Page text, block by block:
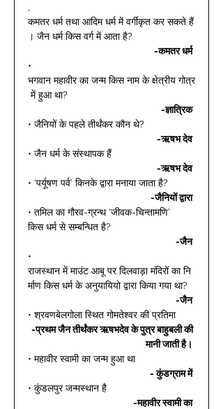
,
कमतर धर्म तथा आदिम धर्म में वर्गीकृत कर सकते हैं
। जैन धर्म किस वर्ग में आता है?
-कमतर धर्म
•
भगवान महावीर का जन्म किस नाम के क्षेत्रीय गोत्र
में हुआ था?
-ज्ञात्रिक
• जैनियों के पहले तीर्थंकर कौन थे?
-ऋषभ देव
• जैन धर्म के संस्थापक हैं
-ऋषभ देव
• ‘पर्यूषण पर्व’ किनके द्वारा मनाया जाता है?
-जैनियों द्वारा
• तमिल का गौरव-ग्रन्थ ‘जीवक-चिन्तामणि’
किस धर्म से सम्बन्धित है?
-जैन
•
राजस्थान में माउंट आबू पर दिलवाड़ा मंदिरों का नि
र्माण किस धर्म के अनुयायियो द्वारा किया गया था?
-जैन
• श्रवणबेलगोला स्थित गोमतेश्वर की प्रतिमा
-प्रथम जैन तीर्थंकर ऋषभदेव के पुत्र बाहुबली की
मानी जाती है।
• महावीर स्वामी का जन्म हुआ था
- कुंडग्राम में
• कुंडलपुर जन्मस्थान है
-महावीर स्वामी का